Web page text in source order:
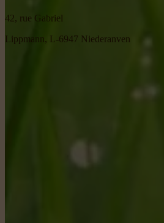
42, rue Gabriel
Lippmann, L-6947 Niederanven